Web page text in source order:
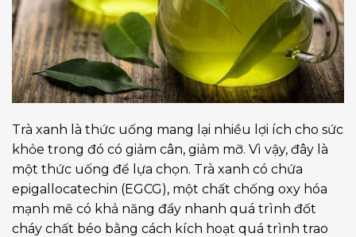
Trà xanh là thức uống mang lại nhiều lợi ích cho sức
khỏe trong đó có giảm cân, giảm mỡ. Vì vậy, đây là
một thức uống để lựa chọn. Trà xanh có chứa
epigallocatechin (EGCG), một chất chống oxy hóa
mạnh mẽ có khả năng đẩy nhanh quá trình đốt
cháy chất béo bằng cách kích hoạt quá trình trao